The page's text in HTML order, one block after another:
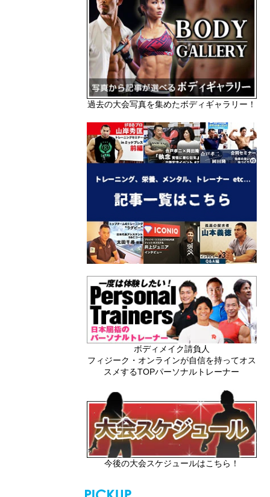
過去の大会写真を集めたボディギャラリー！
ボディメイク請負人
フィジーク・オンラインが自信を持ってオス
スメするTOPパーソナルトレーナー
今後の大会スケジュールはこちら！